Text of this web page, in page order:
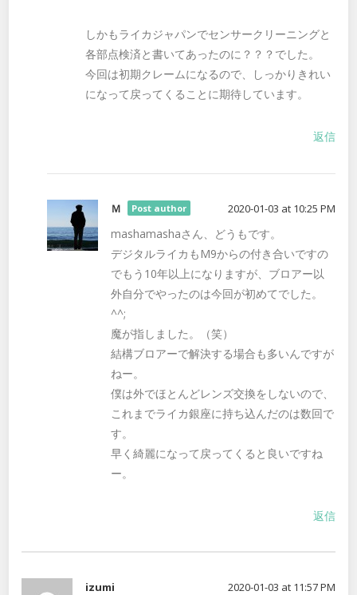
しかもライカジャパンでセンサークリーニングと
各部点検済と書いてあったのに？？？でした。
今回は初期クレームになるので、しっかりきれい
になって戻ってくることに期待しています。
返信
Ｍ Post author 2020-01-03 at 10:25 PM
mashamashaさん、どうもです。
デジタルライカもM9からの付き合いですの
でもう10年以上になりますが、ブロアー以
外自分でやったのは今回が初めてでした。
^^;
魔が指しました。（笑）
結構ブロアーで解決する場合も多いんですが
ねー。
僕は外でほとんどレンズ交換をしないので、
これまでライカ銀座に持ち込んだのは数回で
す。
早く綺麗になって戻ってくると良いですね
ー。
返信
izumi 2020-01-03 at 11:57 PM